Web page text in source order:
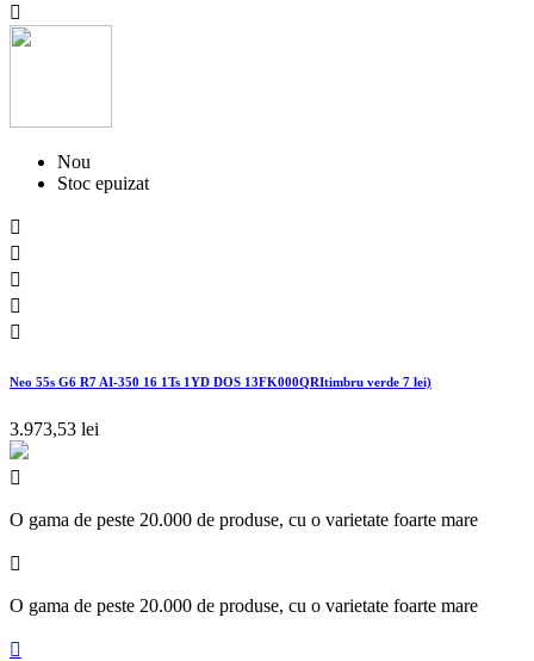

Nou
Stoc epuizat





Neo 55s G6 R7 AI-350 16 1Ts 1YD DOS 13FK000QRItimbru verde 7 lei)
3.973,53 lei

O gama de peste 20.000 de produse, cu o varietate foarte mare

O gama de peste 20.000 de produse, cu o varietate foarte mare
